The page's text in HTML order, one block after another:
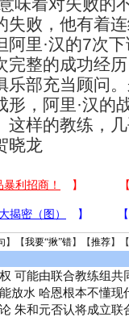
失败，他有着
阿里·汉的7次
完整的成功经
乐部充当顾问
形，阿里·汉的
这样的教练，
晓龙
】【我要“揪”错】【推荐】
可能由联合教练组共
放水 哈恩根本不懂现
朱和元否认将成立联